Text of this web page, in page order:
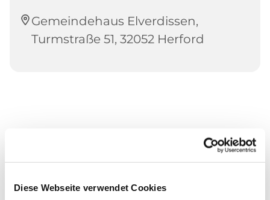
Diese Webseite verwendet Cookies
Gemeindehaus Elverdissen,
Turmstraße 51, 32052 Herford